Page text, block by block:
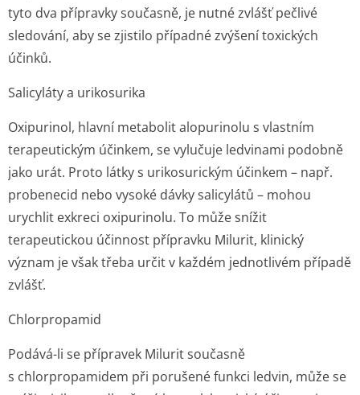
tyto dva přípravky současně, je nutné zvlášť pečlivé
sledování, aby se zjistilo případné zvýšení toxických
účinků.
Salicyláty a urikosurika
Oxipurinol, hlavní metabolit alopurinolu s vlastním
terapeutickým účinkem, se vylučuje ledvinami podobně
jako urát. Proto látky s urikosurickým účinkem – např.
probenecid nebo vysoké dávky salicylátů – mohou
urychlit exkreci oxipurinolu. To může snížit
terapeutickou účinnost přípravku Milurit, klinický
význam je však třeba určit v každém jednotlivém případě
zvlášť.
Chlorpropamid
Podává-li se přípravek Milurit současně
s chlorpropamidem při porušené funkci ledvin, může se